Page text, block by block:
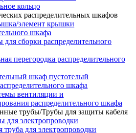
кольцо
распределительных шкафов
элемент крышки
шкафа
сборки распределительного
перегородка распределительного
шкаф пустотелый
шкафа
вентиляции и
распределительного шкафа
трубы/Трубы для защиты кабеля
для электропроводки
труба для электропроводки